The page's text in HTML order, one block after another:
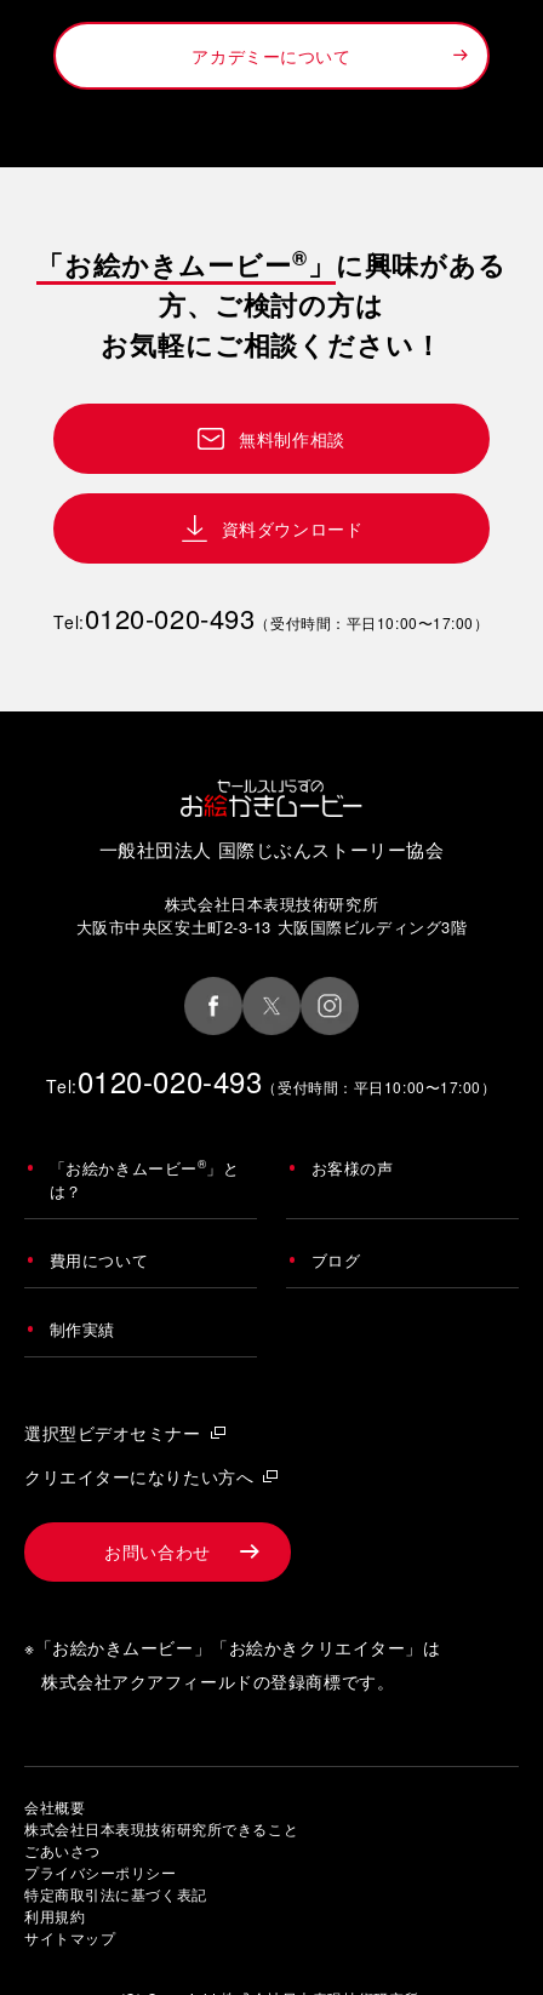
アカデミーについて
「お絵かきムービー® 」 に興味がある
方、ご検討の方は
お気軽にご相談ください！
無料制作相談
資料ダウンロード
Tel:0120-020-493 （受付時間：平日10:00〜17:00）
一般社団法人 国際じぶんストーリー協会
株式会社日本表現技術研究所
大阪市中央区安土町2-3-13 大阪国際ビルディング3階
Tel:0120-020-493 （受付時間：平日10:00〜17:00）
「お絵かきムービー® 」と
は？
お客様の声
費用について ブログ
制作実績
選択型ビデオセミナー
クリエイターになりたい方へ
お問い合わせ
※「お絵かきムービー」「お絵かきクリエイター」は
株式会社アクアフィールドの登録商標です。
会社概要
株式会社日本表現技術研究所できること
ごあいさつ
プライバシーポリシー
特定商取引法に基づく表記
利用規約
サイトマップ